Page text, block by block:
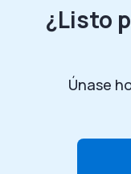
¿Listo
Únase